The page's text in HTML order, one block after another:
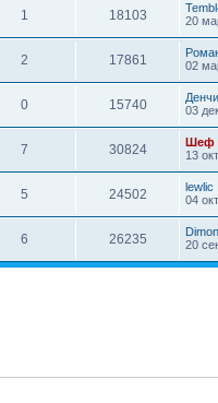
1 18103
20
2 17861
02
0 15740
03
7 30824
Шеф
13
5 24502
lewlic
04
6 26235
20